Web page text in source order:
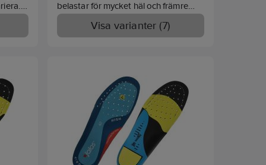
i
belastar för mycket häl och främre
trampdynan. Sulan har stötdämpning
i häl och trampdyna.
Visa varianter (7)